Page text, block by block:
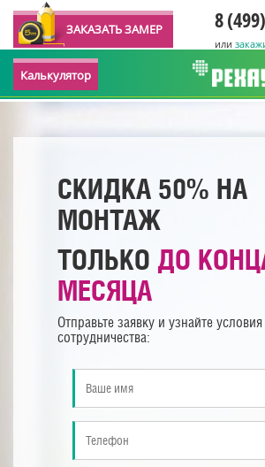
ЗАКАЗАТЬ ЗАМЕР 8
или
Калькулятор
СКИДКА 50% НА
МОНТАЖ
ТОЛЬКО ДО
МЕСЯЦА
Отправьте заявку и узнайте условия
сотрудничества: